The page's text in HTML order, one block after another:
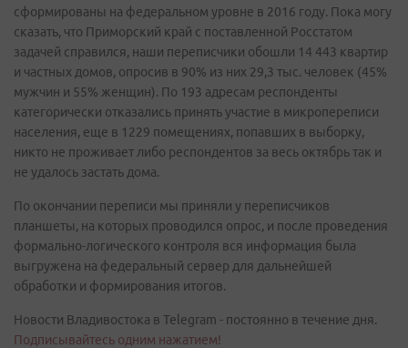
сформированы на федеральном уровне в 2016 году. Пока могу
сказать, что Приморский край с поставленной Росстатом
задачей справился, наши переписчики обошли 14 443 квартир
и частных домов, опросив в 90% из них 29,3 тыс. человек (45%
мужчин и 55% женщин). По 193 адресам респонденты
категорически отказались принять участие в микропереписи
населения, еще в 1229 помещениях, попавших в выборку,
никто не проживает либо респондентов за весь октябрь так и
не удалось застать дома.
По окончании переписи мы приняли у переписчиков
планшеты, на которых проводился опрос, и после проведения
формально-логического контроля вся информация была
выгружена на федеральный сервер для дальнейшей
обработки и формирования итогов.
Новости Владивостока в Telegram - постоянно в течение дня.
Подписывайтесь одним нажатием!